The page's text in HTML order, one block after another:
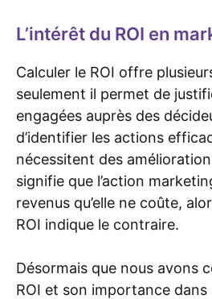
L’intérêt du ROI en
Calculer le ROI offre
seulement il permet de
engagées auprès des
d’identifier les actions
nécessitent des
signifie que l’action
revenus qu’elle ne coûte,
ROI indique le contraire.
Désormais que nous avons
ROI et son importance dans